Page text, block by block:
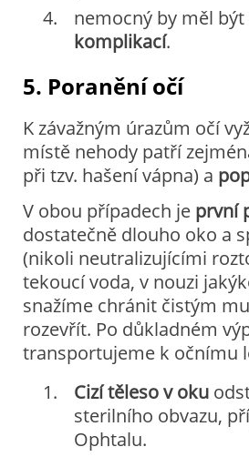
nemocný by měl být
komplikací.
5. Poranění očí
K závažným úrazům očí
místě nehody patří
při tzv. hašení vápna) a
V obou případech je první
dostatečně dlouho oko a
(nikoli neutralizujícími
tekoucí voda, v nouzi
snažíme chránit čistým
rozevřít. Po důkladném
transportujeme k očnímu
Cizí těleso v oku
sterilního obvazu,
Ophtalu.